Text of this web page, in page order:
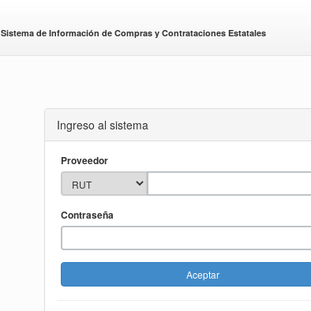
Sistema de Información de Compras y Contrataciones Estatales
Ingreso al sistema
Proveedor
Contraseña